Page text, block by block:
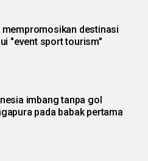
mempromosikan destinasi
"event sport tourism"
imbang tanpa gol
pada babak pertama